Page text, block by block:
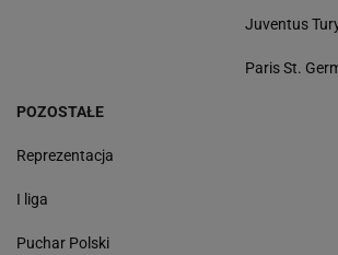
Juventus
Paris St.
POZOSTAŁE
Reprezentacja
I liga
Puchar Polski